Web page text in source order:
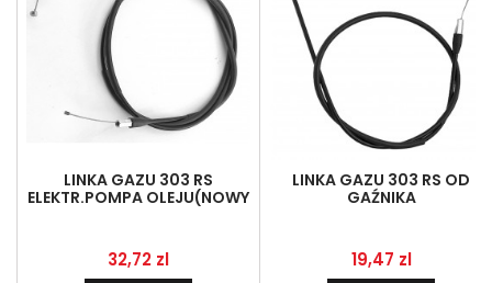
LINKA GAZU 303 RS
ELEKTR.POMPA OLEJU(NOWY
Kaina
32,72 zl
LINKA GAZU 303 RS OD
GAŹNIKA
Kaina
19,47 zl